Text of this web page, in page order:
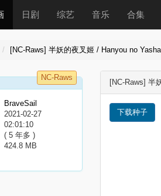
日剧 综艺 音乐 合集
[NC-Raws] 半妖的夜叉姬 / Hanyou no
NC-Raws
BraveSail
2021-02-27
02:01:10
( 5 年多 )
424.8 MB
[NC-Raws] 半
下载种子